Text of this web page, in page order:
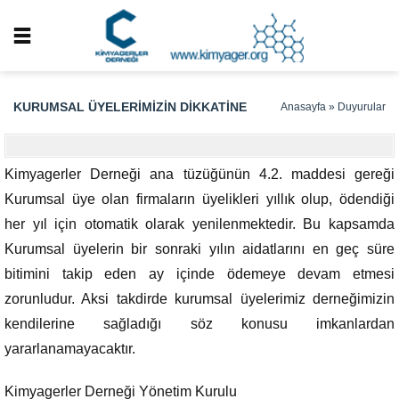
KURUMSAL ÜYELERIMIZIN DIKKATINE Anasayfa » Duyurular
Kimyagerler Derneği ana tüzüğünün 4.2. maddesi gereği
Kurumsal üye olan firmaların üyelikleri yıllık olup, ödendiği
her yıl için otomatik olarak yenilenmektedir. Bu kapsamda
Kurumsal üyelerin bir sonraki yılın aidatlarını en geç süre
bitimini takip eden ay içinde ödemeye devam etmesi
zorunludur. Aksi takdirde kurumsal üyelerimiz derneğimizin
kendilerine sağladığı söz konusu imkanlardan
yararlanamayacaktır.
Kimyagerler Derneği Yönetim Kurulu